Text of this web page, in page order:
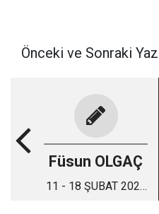
Önceki ve Sonraki
Füsun OLGAÇ
11 - 18 ŞUBAT 2022